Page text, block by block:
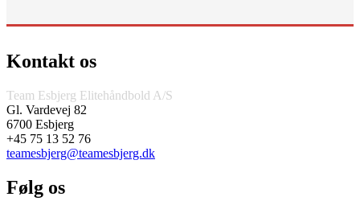
Kontakt os
Team Esbjerg Elitehåndbold A/S
Gl. Vardevej 82
6700 Esbjerg
+45 75 13 52 76
teamesbjerg@teamesbjerg.dk
Følg os